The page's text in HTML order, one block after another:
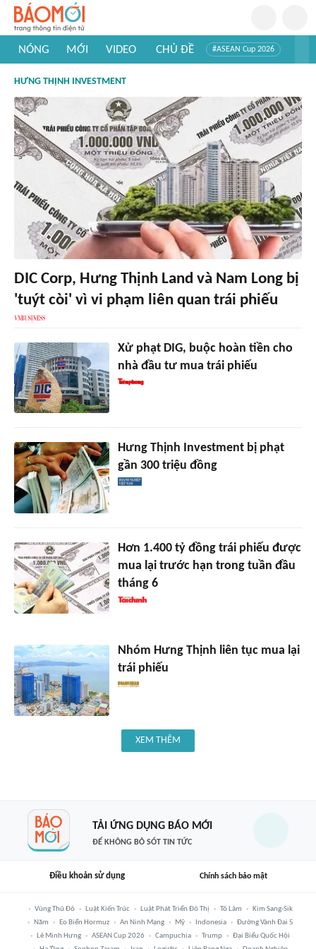
NÓNG MỚI VIDEO CHỦ ĐỀ #ASEAN Cup 2026
#Khám phá thế giới
HƯNG THỊNH INVESTMENT
DIC Corp, Hưng Thịnh Land và Nam Long bị
'tuýt còi' vì vi phạm liên quan trái phiếu
Xử phạt DIG, buộc hoàn tiền cho
nhà đầu tư mua trái phiếu
Hưng Thịnh Investment bị phạt
gần 300 triệu đồng
Hơn 1.400 tỷ đồng trái phiếu được
mua lại trước hạn trong tuần đầu
tháng 6
Nhóm Hưng Thịnh liên tục mua lại
trái phiếu
XEM THÊM
TẢI ỨNG DỤNG BÁO MỚI
ĐỂ KHÔNG BỎ SÓT TIN TỨC
Điều khoản sử dụng Chính sách bảo mật
Vùng Thủ Đô Luật Kiến Trúc Luật Phát Triển Đô Thị Tô Lâm
Kim Sang-Sik
Năm
Eo Biển Hormuz An Ninh Mạng Mỹ Indonesia
Đường Vành Đai 5
Lê Minh Hưng
ASEAN Cup 2026 Campuchia Trump
Đại Biểu Quốc Hội